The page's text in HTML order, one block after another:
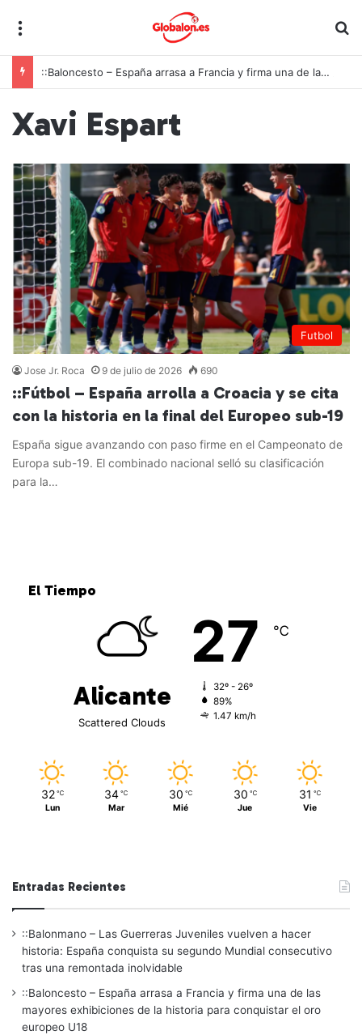
::Baloncesto – España arrasa a Francia y firma una de las mayores exhibiciones de la historia para conquistar el oro europeo U18
Xavi Espart
Futbol
Jose Jr. Roca 9 de julio de 2026 690
::Fútbol – España arrolla a Croacia y se cita
con la historia en la final del Europeo sub-19
España sigue avanzando con paso firme en el Campeonato de
Europa sub-19. El combinado nacional selló su clasificación
para la…
El Tiempo
Alicante
Scattered Clouds
27 ℃
32º - 26º
89%
1.47 km/h
32 ℃
Lun
34 ℃
Mar
30 ℃
Mié
30 ℃
Jue
31 ℃
Vie
Entradas Recientes
::Balonmano – Las Guerreras Juveniles vuelven a hacer
historia: España conquista su segundo Mundial consecutivo
tras una remontada inolvidable
::Baloncesto – España arrasa a Francia y firma una de las
mayores exhibiciones de la historia para conquistar el oro
europeo U18